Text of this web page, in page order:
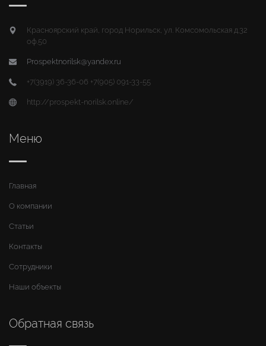
Красноярский край, город Норильск, ул. Комсомольская д.32
оф.50
Prospektnorilsk@yandex.ru
+7(3919) 36-36-06 +7(905) 091-33-55
http://prospekt-norilsk.online/
Меню
Главная
О компании
Статьи
Контакты
Сотрудники
Наши объекты
Обратная связь